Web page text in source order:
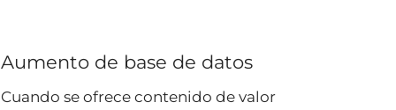
Aumento de base de datos
Cuando se ofrece contenido de valor